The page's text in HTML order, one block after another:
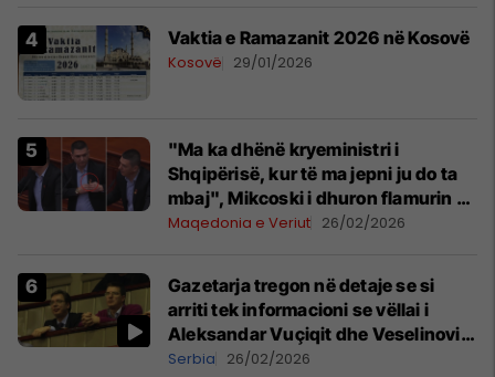
Vaktia e Ramazanit 2026 në Kosovë
Kosovë 29/01/2026
"Ma ka dhënë kryeministri i
Shqipërisë, kur të ma jepni ju do ta
mbaj", Mikcoski i dhuron flamurin e
Maqedonisë deputetit Riad Shaqiri
Maqedonia e Veriut 26/02/2026
Gazetarja tregon në detaje se si
arriti tek informacioni se vëllai i
Aleksandar Vuçiqit dhe Veselinoviq
u bënë miliarderë
Serbia 26/02/2026